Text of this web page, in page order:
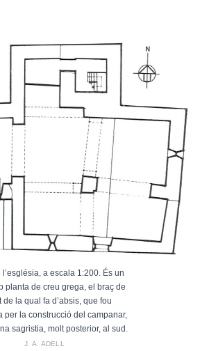
l’església, a escala 1:200. És un
planta de creu grega, el braç de
de la qual fa d’absis, que fou
per la construcció del campanar,
sagristia, molt posterior, al sud.
J. A. ADELL